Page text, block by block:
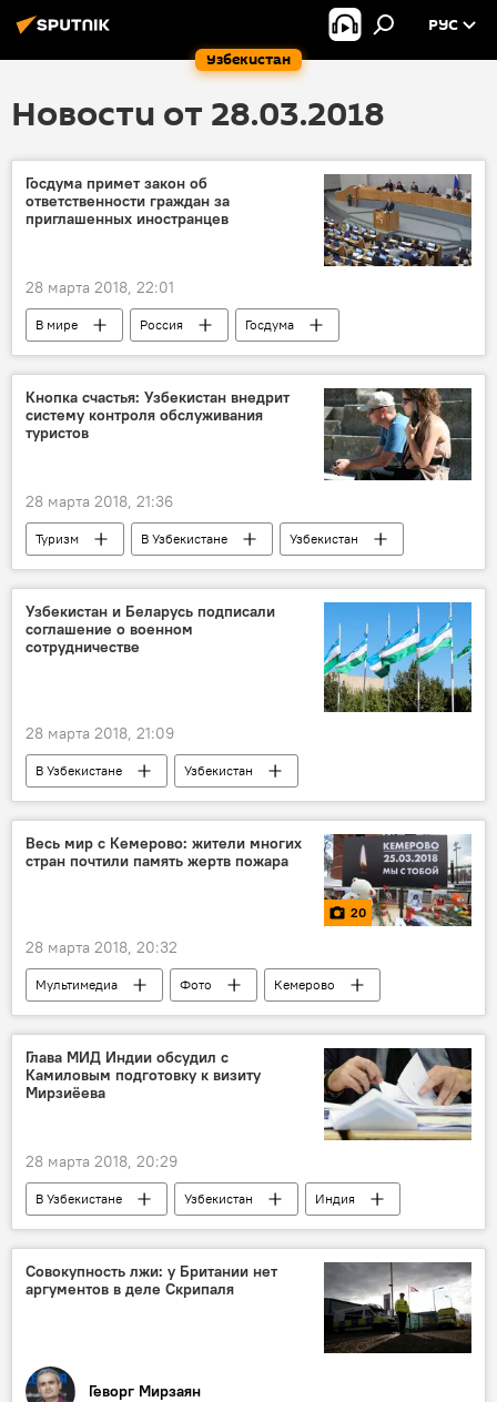
Узбекистан
РУС
Новости от 28.03.2018
Госдума примет закон об
ответственности граждан за
приглашенных иностранцев
28 марта 2018, 22:01
В мире Россия
Госдума
граждане
иностранные граждане
закон
Законопроект
Кнопка счастья: Узбекистан внедрит
систему контроля обслуживания
туристов
28 марта 2018, 21:36
Туризм В Узбекистане
Узбекистан
турист
контроль качества
Узбекистан и Беларусь подписали
соглашение о военном
сотрудничестве
28 марта 2018, 21:09
В Узбекистане
Узбекистан
Беларусь
Министерство обороны Узбекистана
сотрудничество
военное сотрудничество
Весь мир с Кемерово: жители многих
стран почтили память жертв пожара
20
28 марта 2018, 20:32
Мультимедиа Фото Кемерово
Глава МИД Индии обсудил с
Камиловым подготовку к визиту
Мирзиёева
28 марта 2018, 20:29
В Узбекистане Узбекистан
Индия
МИД Узбекистана
визит
Совокупность лжи: у Британии нет
аргументов в деле Скрипаля
Геворг Мирзаян